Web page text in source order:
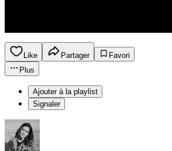
Like Partager
Favori
Plus
Ajouter à la playlist
Signaler